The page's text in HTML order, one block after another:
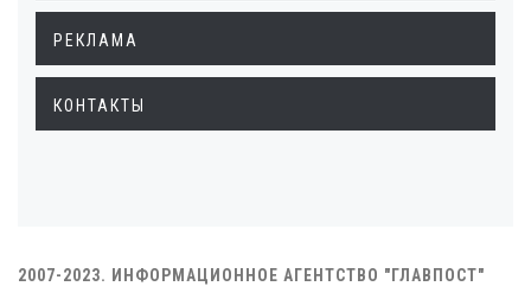
РЕКЛАМА
КОНТАКТЫ
2007-2023. ИНФОРМАЦИОННОЕ АГЕНТСТВО "ГЛАВПОСТ"